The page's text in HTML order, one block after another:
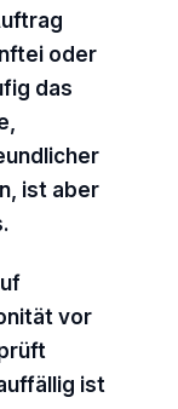
oder
das
ist aber
vor
ist